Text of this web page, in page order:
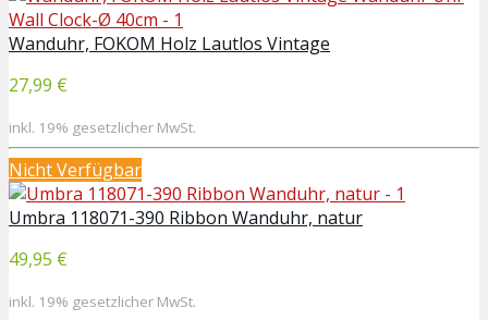
Wanduhr, FOKOM Holz Lautlos Vintage
27,99 €
inkl. 19% gesetzlicher MwSt.
Nicht Verfügbar
Umbra 118071-390 Ribbon Wanduhr, natur
49,95 €
inkl. 19% gesetzlicher MwSt.